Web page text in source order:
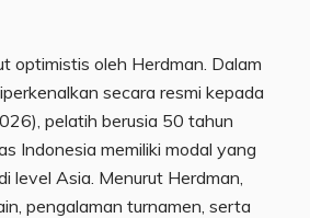
optimistis oleh Herdman. Dalam
secara resmi kepada
pelatih berusia 50 tahun
Indonesia memiliki modal yang
level Asia. Menurut Herdman,
pengalaman turnamen, serta